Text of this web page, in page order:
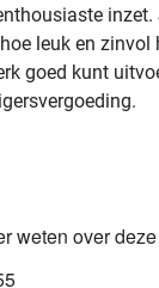
leuk en
goed kunt
weten over